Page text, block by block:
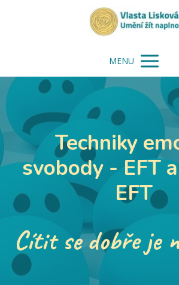
MENU
Techniky
svobody - EFT
EFT
Cítit se dobře je